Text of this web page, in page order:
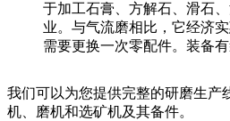
于加工石膏、方解石、滑石
业。与气流磨相比，它经济
需要更换一次零配件。装备
我们可以为您提供完整的研磨生产
机、磨机和选矿机及其备件。